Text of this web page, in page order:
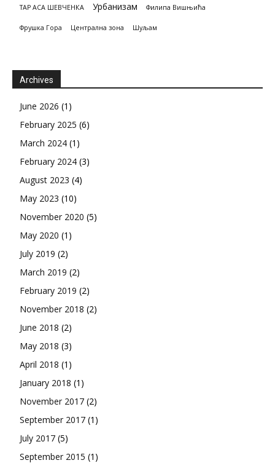
ТАР АСА ШЕВЧЕНКА Урбанизам Филипа Вишњића
Фрушка Гора Централна зона Шуљам
Archives
June 2026 (1)
February 2025 (6)
March 2024 (1)
February 2024 (3)
August 2023 (4)
May 2023 (10)
November 2020 (5)
May 2020 (1)
July 2019 (2)
March 2019 (2)
February 2019 (2)
November 2018 (2)
June 2018 (2)
May 2018 (3)
April 2018 (1)
January 2018 (1)
November 2017 (2)
September 2017 (1)
July 2017 (5)
September 2015 (1)